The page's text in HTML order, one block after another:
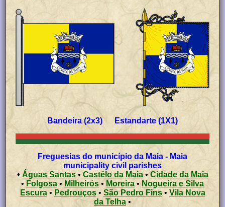
Bandeira (2x3) Estandarte (1X1)
Freguesias do município da Maia - Maia
municipality civil parishes
• Águas Santas• Castêlo da Maia• Cidade da Maia
• Folgosa • Milheirós • Moreira • Nogueira e Silva
Escura•Pedrouços• São Pedro Fins• Vila Nova
da Telha •